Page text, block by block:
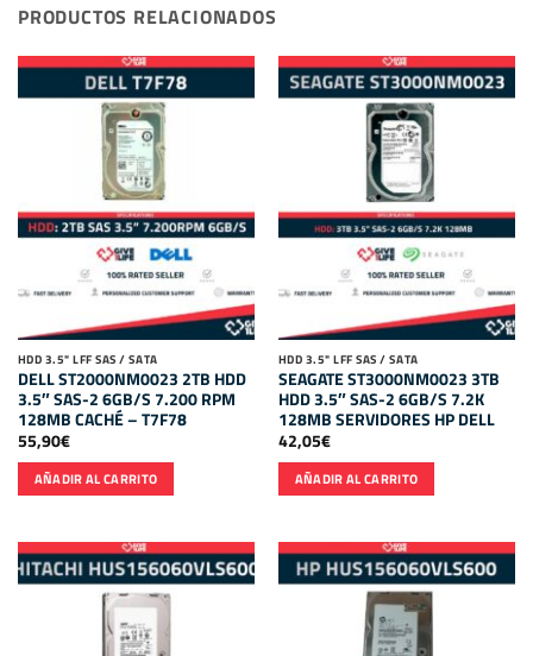
PRODUCTOS RELACIONADOS
HDD 3.5" LFF SAS / SATA
DELL ST2000NM0023 2TB HDD
3.5″ SAS-2 6GB/S 7.200 RPM
128MB CACHÉ – T7F78
55,90€
AÑADIR AL CARRITO
HDD 3.5" LFF SAS / SATA
SEAGATE ST3000NM0023 3TB
HDD 3.5″ SAS-2 6GB/S 7.2K
128MB SERVIDORES HP DELL
42,05€
AÑADIR AL CARRITO